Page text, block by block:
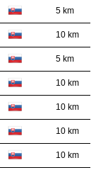
5 km
10 km
5 km
10 km
10 km
10 km
10 km